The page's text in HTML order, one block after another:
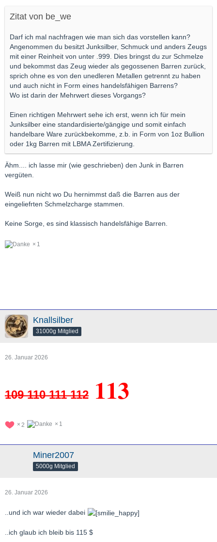
Zitat von be_we
Darf ich mal nachfragen wie man sich das vorstellen kann?
Angenommen du besitzt Junksilber, Schmuck und anders Zeugs
mit einer Reinheit von unter .999. Dies bringst du zur Schmelze
und bekommst das Zeug wieder als gegossenen Barren zurück,
sprich ohne es von den unedleren Metallen getrennt zu haben
und auch nicht in Form eines handelsfähigen Barrens?
Wo ist darin der Mehrwert dieses Vorgangs?
Einen richtigen Mehrwert sehe ich erst, wenn ich für mein
Junksilber eine standardisierte/gängige und somit einfach
handelbare Ware zurückbekomme, z.b. in Form von 1oz Bullion
oder 1kg Barren mit LBMA Zertifizierung.
Ähm.... ich lasse mir (wie geschrieben) den Junk in Barren
vergüten.
Weiß nun nicht wo Du hernimmst daß die Barren aus der
eingeliefrten Schmelzcharge stammen.
Keine Sorge, es sind klassisch handelsfähige Barren.
1
Knallsilber
31000g Mitglied
26. Januar 2026
109 110 111 112 113
2 1
Miner2007
5000g Mitglied
26. Januar 2026
..und ich war wieder dabei
..ich glaub ich bleib bis 115 $